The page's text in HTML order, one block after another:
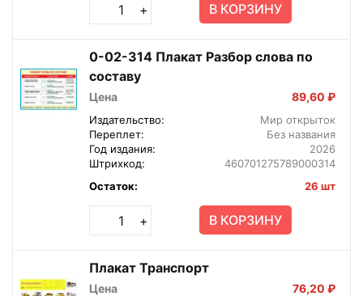
+ В КОРЗИНУ
0-02-314 Плакат Разбор слова по
составу
Цена 89,60 ₽
Издательство:
Мир открыток
Переплет:
Без названия
Год издания:
2026
Штрихкод:
460701275789000314
Остаток:
26 шт
+ В КОРЗИНУ
Плакат Транспорт
Цена 76,20 ₽